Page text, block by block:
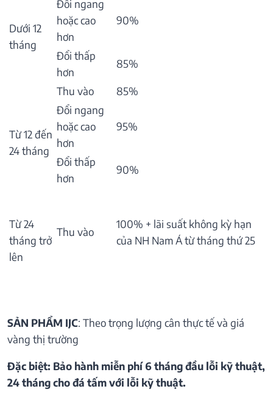
Dưới 12
tháng
Đổi ngang
hoặc cao
hơn
90%
Đổi thấp
hơn
85%
Từ 12 đến
24 tháng
Thu vào
85%
Đổi ngang
hoặc cao
hơn
95%
Đổi thấp
hơn
90%
Từ 24
tháng trở
lên
Thu vào
100% + lãi suất không kỳ hạn
của NH Nam Á từ tháng thứ 25
SẢN PHẨM IJC: Theo trọng lượng cân thực tế và giá
vàng thị trường
Đặc biệt: Bảo hành miễn phí 6 tháng đầu lỗi kỹ thuật,
24 tháng cho đá tấm với lỗi kỹ thuật.